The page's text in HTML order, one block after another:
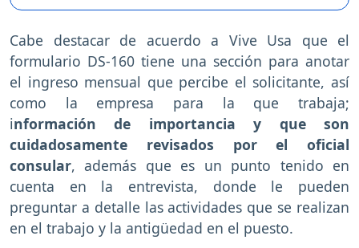
Cabe destacar de acuerdo a Vive Usa que el
formulario DS-160 tiene una sección para anotar
el ingreso mensual que percibe el solicitante, así
como la empresa para la que trabaja;
información de importancia y que son
cuidadosamente revisados por el oficial
consular, además que es un punto tenido en
cuenta en la entrevista, donde le pueden
preguntar a detalle las actividades que se realizan
en el trabajo y la antigüedad en el puesto.